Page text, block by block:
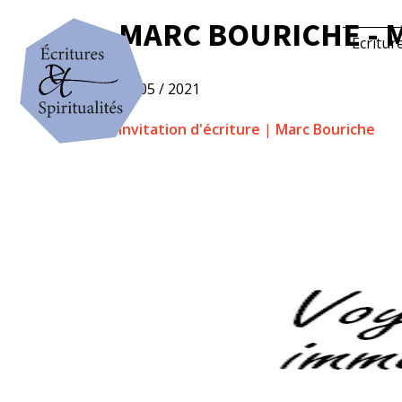
MARC BOURICHE -
6 / 05 / 2021
Invitation d'écriture | Marc Bouriche